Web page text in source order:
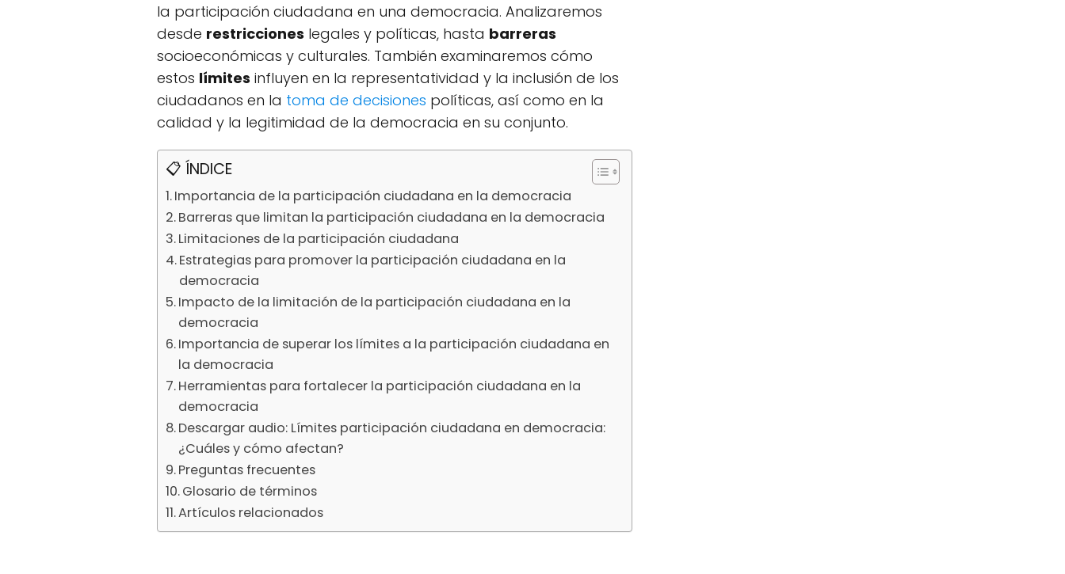
la participación ciudadana en una democracia. Analizaremos
desde restricciones legales y políticas, hasta barreras
socioeconómicas y culturales. También examinaremos cómo
estos límites influyen en la representatividad y la inclusión de los
ciudadanos en la toma de decisiones políticas, así como en la
calidad y la legitimidad de la democracia en su conjunto.
📋 ÍNDICE
Importancia de la participación ciudadana en la democracia
Barreras que limitan la participación ciudadana en la democracia
Limitaciones de la participación ciudadana
Estrategias para promover la participación ciudadana en la
democracia
Impacto de la limitación de la participación ciudadana en la
democracia
Importancia de superar los límites a la participación ciudadana en
la democracia
Herramientas para fortalecer la participación ciudadana en la
democracia
Descargar audio: Límites participación ciudadana en democracia:
¿Cuáles y cómo afectan?
Preguntas frecuentes
Glosario de términos
Artículos relacionados